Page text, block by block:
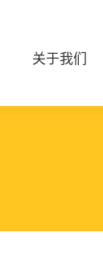
关于我们